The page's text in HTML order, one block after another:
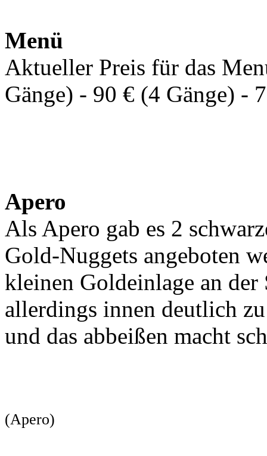
Menü
Aktueller Preis für das
Gänge) - 90 € (4 Gänge) -
Apero
Als Apero gab es 2
Gold-Nuggets angeboten
kleinen Goldeinlage an der
allerdings innen deutlich
und das abbeißen macht
(Apero)